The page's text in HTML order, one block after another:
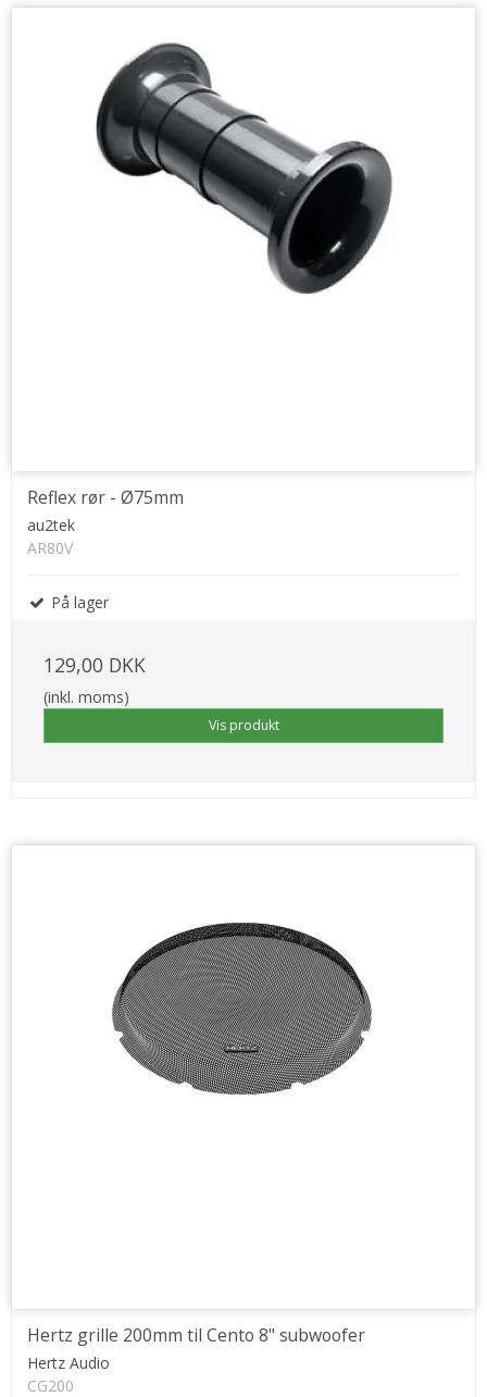
Reflex rør - Ø75mm
au2tek
AR80V
På lager
129,00 DKK
(inkl. moms)
Vis produkt
Hertz grille 200mm til Cento 8" subwoofer
Hertz Audio
CG200